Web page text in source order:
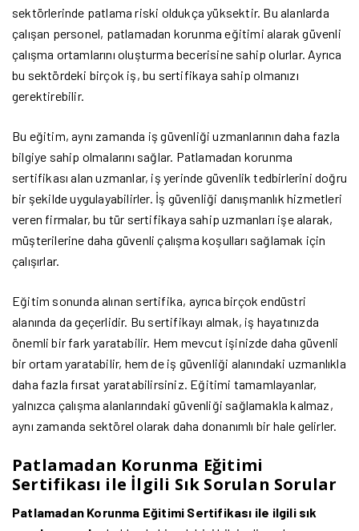
sektörlerinde patlama riski oldukça yüksektir. Bu alanlarda
çalışan personel, patlamadan korunma eğitimi alarak güvenli
çalışma ortamlarını oluşturma becerisine sahip olurlar. Ayrıca
bu sektördeki birçok iş, bu sertifikaya sahip olmanızı
gerektirebilir.
Bu eğitim, aynı zamanda iş güvenliği uzmanlarının daha fazla
bilgiye sahip olmalarını sağlar. Patlamadan korunma
sertifikası alan uzmanlar, iş yerinde güvenlik tedbirlerini doğru
bir şekilde uygulayabilirler. İş güvenliği danışmanlık hizmetleri
veren firmalar, bu tür sertifikaya sahip uzmanları işe alarak,
müşterilerine daha güvenli çalışma koşulları sağlamak için
çalışırlar.
Eğitim sonunda alınan sertifika, ayrıca birçok endüstri
alanında da geçerlidir. Bu sertifikayı almak, iş hayatınızda
önemli bir fark yaratabilir. Hem mevcut işinizde daha güvenli
bir ortam yaratabilir, hem de iş güvenliği alanındaki uzmanlıkla
daha fazla fırsat yaratabilirsiniz. Eğitimi tamamlayanlar,
yalnızca çalışma alanlarındaki güvenliği sağlamakla kalmaz,
aynı zamanda sektörel olarak daha donanımlı bir hale gelirler.
Patlamadan Korunma Eğitimi
Sertifikası ile İlgili Sık Sorulan Sorular
Patlamadan Korunma Eğitimi Sertifikası ile ilgili sık